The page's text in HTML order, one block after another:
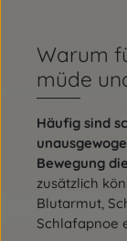
Warum
müde
Häufig sind
Bewegung
zusätzlich
Blutarmut,
Schlafapnoe